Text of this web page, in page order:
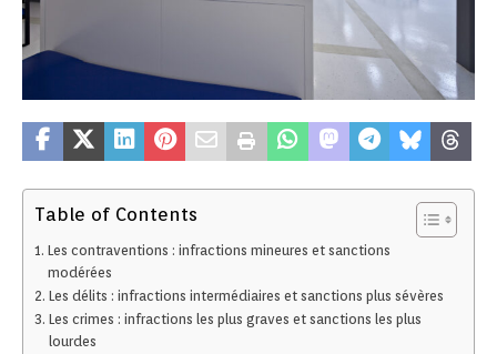
Table of Contents
Les contraventions : infractions mineures et sanctions
modérées
Les délits : infractions intermédiaires et sanctions plus sévères
Les crimes : infractions les plus graves et sanctions les plus
lourdes